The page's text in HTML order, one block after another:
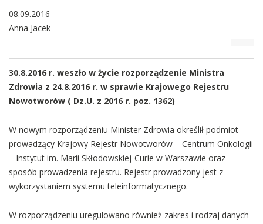
08.09.2016
Anna Jacek
30.8.2016 r. weszło w życie rozporządzenie Ministra
Zdrowia z 24.8.2016 r. w sprawie Krajowego Rejestru
Nowotworów ( Dz.U. z 2016 r. poz. 1362)
W nowym rozporządzeniu Minister Zdrowia określił podmiot
prowadzący Krajowy Rejestr Nowotworów – Centrum Onkologii
– Instytut im. Marii Skłodowskiej-Curie w Warszawie oraz
sposób prowadzenia rejestru. Rejestr prowadzony jest z
wykorzystaniem systemu teleinformatycznego.
W rozporządzeniu uregulowano również zakres i rodzaj danych